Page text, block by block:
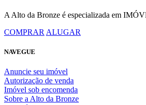
A Alto da Bronze é especializada em
COMPRAR ALUGAR
NAVEGUE
Anuncie seu imóvel
Autorização de venda
Imóvel sob encomenda
Sobre a Alto da Bronze